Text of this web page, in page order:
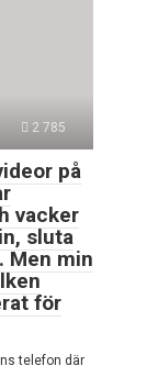
2 785
på
vacker
sluta
Men min
för
telefon där